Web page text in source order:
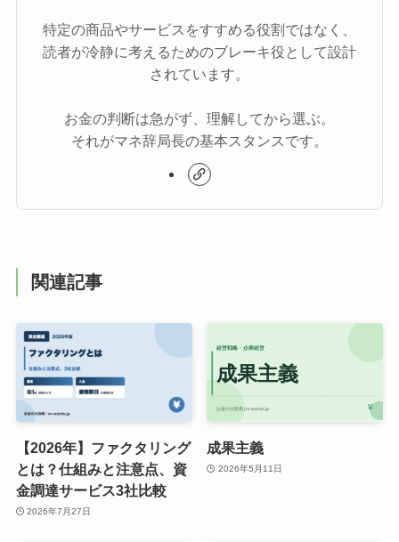
特定の商品やサービスをすすめる役割ではなく、
読者が冷静に考えるためのブレーキ役として設計
されています。
お金の判断は急がず、理解してから選ぶ。
それがマネ辞局長の基本スタンスです。
関連記事
【2026年】ファクタリング
とは？仕組みと注意点、資
金調達サービス3社比較
2026年7月27日
成果主義
2026年5月11日